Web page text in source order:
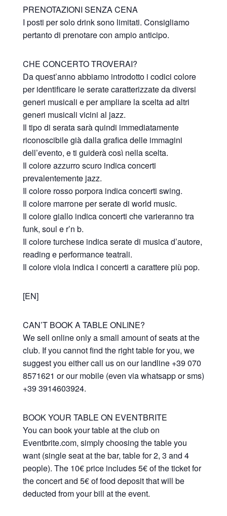
PRENOTAZIONI SENZA CENA
I posti per solo drink sono limitati. Consigliamo
pertanto di prenotare con ampio anticipo.
CHE CONCERTO TROVERAI?
Da quest’anno abbiamo introdotto i codici colore
per identificare le serate caratterizzate da diversi
generi musicali e per ampliare la scelta ad altri
generi musicali vicini al jazz.
Il tipo di serata sarà quindi immediatamente
riconoscibile già dalla grafica delle immagini
dell’evento, e ti guiderà così nella scelta.
Il colore azzurro scuro indica concerti
prevalentemente jazz.
Il colore rosso porpora indica concerti swing.
Il colore marrone per serate di world music.
Il colore giallo indica concerti che varieranno tra
funk, soul e r’n b.
Il colore turchese indica serate di musica d’autore,
reading e performance teatrali.
Il colore viola indica i concerti a carattere più pop.
[EN]
CAN’T BOOK A TABLE ONLINE?
We sell online only a small amount of seats at the
club. If you cannot find the right table for you, we
suggest you either call us on our landline +39 070
8571621 or our mobile (even via whatsapp or sms)
+39 3914603924.
BOOK YOUR TABLE ON EVENTBRITE
You can book your table at the club on
Eventbrite.com, simply choosing the table you
want (single seat at the bar, table for 2, 3 and 4
people). The 10€ price includes 5€ of the ticket for
the concert and 5€ of food deposit that will be
deducted from your bill at the event.